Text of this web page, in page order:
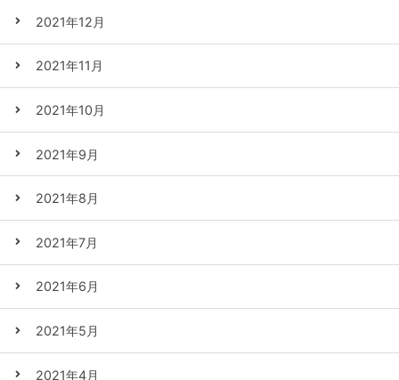
2021年12月
2021年11月
2021年10月
2021年9月
2021年8月
2021年7月
2021年6月
2021年5月
2021年4月